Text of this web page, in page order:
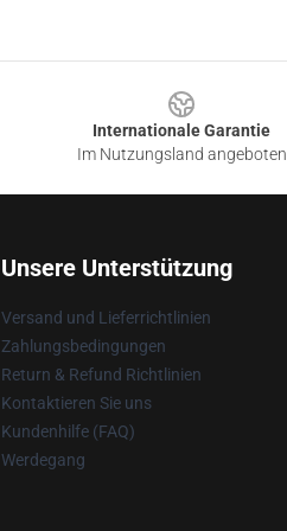
Internationale Garantie
Im Nutzungsland angeboten
Unsere Unterstützung
Versand und Lieferrichtlinien
Zahlungsbedingungen
Return & Refund Richtlinien
Kontaktieren Sie uns
Kundenhilfe (FAQ)
Werdegang